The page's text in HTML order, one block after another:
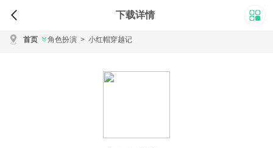
下载详情
首页 角色扮演 > 小红帽穿越记